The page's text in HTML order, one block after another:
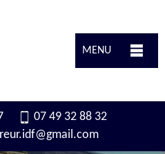
MENU
07 49 32 88 32